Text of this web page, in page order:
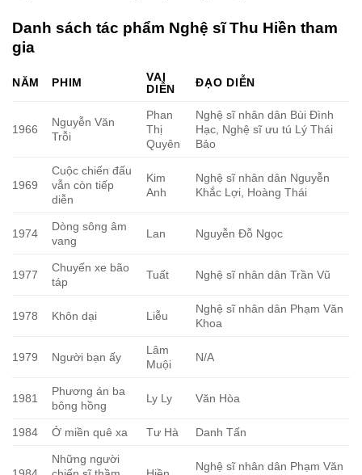
Danh sách tác phẩm Nghệ sĩ Thu Hiền tham
gia
NĂM PHIM
VAI
DIỄN
ĐẠO DIỄN
1966
Nguyễn Văn
Trỗi
Phan
Thị
Quyên
Nghệ sĩ nhân dân Bùi Đình
Hạc, Nghệ sĩ ưu tú Lý Thái
Bảo
1969
Cuộc chiến đấu
vẫn còn tiếp
diễn
Kim
Anh
Nghệ sĩ nhân dân Nguyễn
Khắc Lợi, Hoàng Thái
1974
Dòng sông âm
vang
Lan Nguyễn Đỗ Ngọc
1977
Chuyến xe bão
táp
Tuất Nghệ sĩ nhân dân Trần Vũ
1978 Khôn dại Liễu
Nghệ sĩ nhân dân Phạm Văn
Khoa
1979 Người bạn ấy
Lâm
Muội
N/A
1981
Phương án ba
bông hồng
Ly Ly Văn Hòa
1984 Ở miền quê xa Tư Hà Danh Tấn
Những người
Nghệ sĩ nhân dân Phạm Văn